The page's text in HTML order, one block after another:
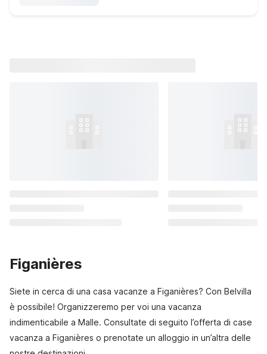
Figanières
Siete in cerca di una casa vacanze a Figanières? Con Belvilla
è possibile! Organizzeremo per voi una vacanza
indimenticabile a Malle. Consultate di seguito l’offerta di case
vacanza a Figanières o prenotate un alloggio in un’altra delle